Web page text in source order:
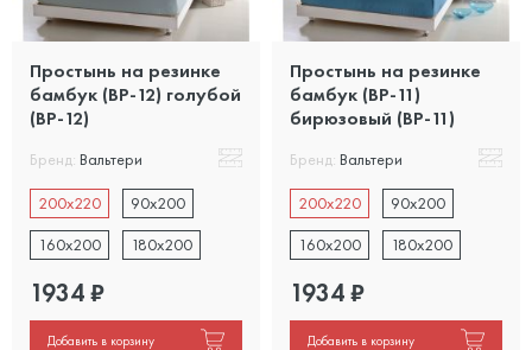
Простынь на резинке
бамбук (BP-12) голубой
(BP-12)
Бренд: Вальтери
200x220
90x200
160x200
180x200
1934₽
Добавить в корзину
Простынь на резинке
бамбук (BP-11)
бирюзовый (BP-11)
Бренд: Вальтери
200x220
90x200
160x200
180x200
1934₽
Добавить в корзину